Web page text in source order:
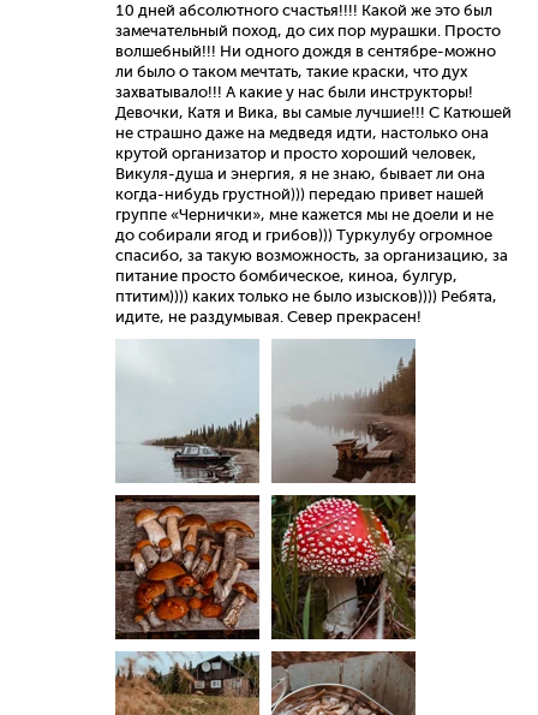
10 дней абсолютного счастья!!!! Какой же это был
замечательный поход, до сих пор мурашки. Просто
волшебный!!! Ни одного дождя в сентябре-можно
ли было о таком мечтать, такие краски, что дух
захватывало!!! А какие у нас были инструкторы!
Девочки, Катя и Вика, вы самые лучшие!!! С Катюшей
не страшно даже на медведя идти, настолько она
крутой организатор и просто хороший человек,
Викуля-душа и энергия, я не знаю, бывает ли она
когда-нибудь грустной))) передаю привет нашей
группе «Чернички», мне кажется мы не доели и не
до собирали ягод и грибов))) Туркулубу огромное
спасибо, за такую возможность, за организацию, за
питание просто бомбическое, киноа, булгур,
птитим)))) каких только не было изысков)))) Ребята,
идите, не раздумывая. Север прекрасен!